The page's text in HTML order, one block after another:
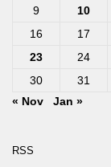
9
10
16
17
23
24
30
31
« Nov
Jan »
RSS